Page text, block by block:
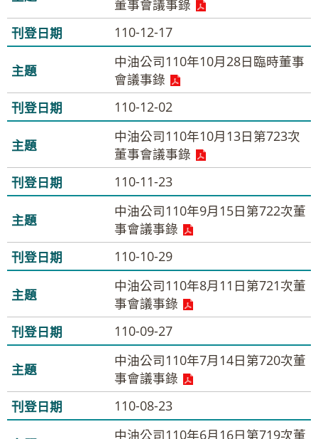
董事會議事錄
110-12-17
中油公司110年10月28日臨時董事
會議事錄
110-12-02
中油公司110年10月13日第723次
董事會議事錄
110-11-23
中油公司110年9月15日第722次董
事會議事錄
110-10-29
中油公司110年8月11日第721次董
事會議事錄
110-09-27
中油公司110年7月14日第720次董
事會議事錄
110-08-23
中油公司110年6月16日第719次董